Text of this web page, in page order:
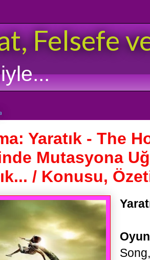
Felsefe
Yaratık - The
Mutasyona
/ Konusu,